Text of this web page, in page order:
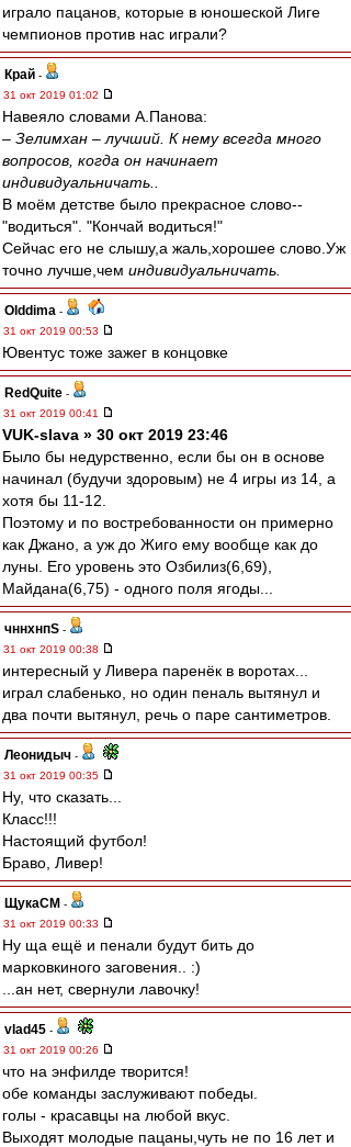
играло пацанов, которые в юношеской Лиге
чемпионов против нас играли?
Край -
31 окт 2019 01:02
Навеяло словами А.Панова:
– Зелимхан – лучший. К нему всегда много
вопросов, когда он начинает
индивидуальничать..
В моём детстве было прекрасное слово--
"водиться". "Кончай водиться!"
Сейчас его не слышу,а жаль,хорошее слово.Уж
точно лучше,чем индивидуальничать.
Olddima -
31 окт 2019 00:53
Ювентус тоже зажег в концовке
RedQuite -
31 окт 2019 00:41
VUK-slava » 30 окт 2019 23:46
Было бы недурственно, если бы он в основе
начинал (будучи здоровым) не 4 игры из 14, а
хотя бы 11-12.
Поэтому и по востребованности он примерно
как Джано, а уж до Жиго ему вообще как до
луны. Его уровень это Озбилиз(6,69),
Майдана(6,75) - одного поля ягоды...
чннхнпS -
31 окт 2019 00:38
интересный у Ливера паренёк в воротах...
играл слабенько, но один пеналь вытянул и
два почти вытянул, речь о паре сантиметров.
Леонидыч -
31 окт 2019 00:35
Ну, что сказать...
Класс!!!
Настоящий футбол!
Браво, Ливер!
ЩукаСМ -
31 окт 2019 00:33
Ну ща ещё и пенали будут бить до
марковкиного заговения.. :)
...ан нет, свернули лавочку!
vlad45 -
31 окт 2019 00:26
что на энфилде творится!
обе команды заслуживают победы.
голы - красавцы на любой вкус.
Выходят молодые пацаны,чуть не по 16 лет и